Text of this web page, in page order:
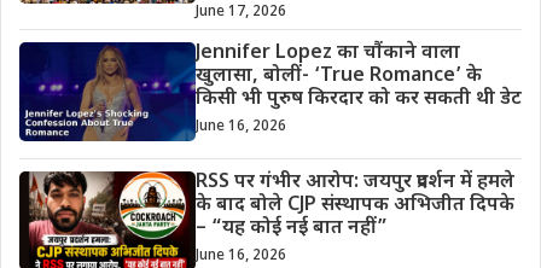
June 17, 2026
Jennifer Lopez का चौंकाने वाला
खुलासा, बोलीं- ‘True Romance’ के
किसी भी पुरुष किरदार को कर सकती थी डेट
June 16, 2026
RSS पर गंभीर आरोप: जयपुर प्रदर्शन में हमले
के बाद बोले CJP संस्थापक अभिजीत दिपके
– “यह कोई नई बात नहीं”
June 16, 2026